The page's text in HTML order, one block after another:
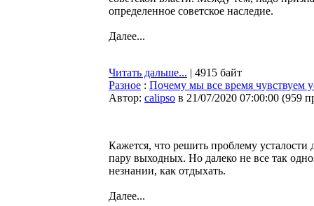
определенное советское наследие.
Далее...
Читать дальше... | 4915 байт
Разное : Почему мы все время чувствуем
Автор: calipso в 21/07/2020 07:00:00 (959
Кажется, что решить проблему усталости
пару выходных. Но далеко не все так
незнании, как отдыхать.
Далее...